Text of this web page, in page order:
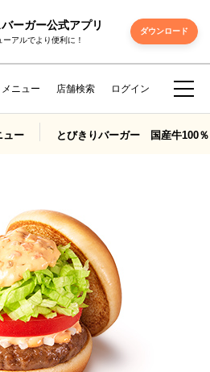
ーガー公式アプリ
ーアルでより便利に！
ダウンロード
メニュー 店舗検索 ログイン
ュー とびきりバーガー 国産牛100％